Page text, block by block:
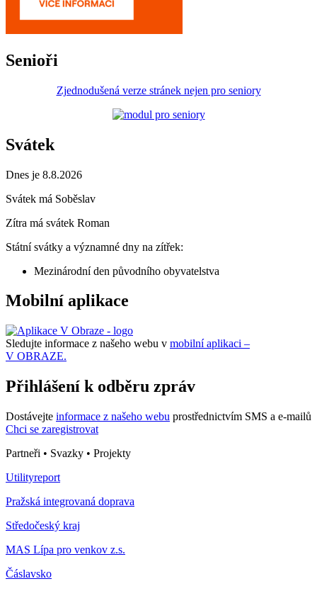
Senioři
Zjednodušená verze stránek nejen pro seniory
Svátek
Dnes je 8.8.2026
Svátek má Soběslav
Zítra má svátek Roman
Státní svátky a významné dny na zítřek:
Mezinárodní den původního obyvatelstva
Mobilní aplikace
Sledujte informace z našeho webu v mobilní aplikaci –
V OBRAZE.
Přihlášení k odběru zpráv
Dostávejte informace z našeho webu prostřednictvím SMS a e-mailů
Chci se zaregistrovat
Partneři • Svazky • Projekty
Utilityreport
Pražská integrovaná doprava
Středočeský kraj
MAS Lípa pro venkov z.s.
Čáslavsko